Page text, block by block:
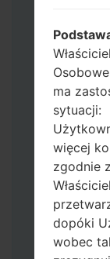
Teraz
trybu
metody:
przycisk
Bixby.
przycisk
ma
sytuacji:
więcej
zgodnie
dopóki
wobec